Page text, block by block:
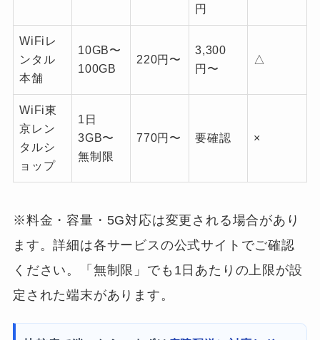
円
WiFiレ
ンタル
本舗
10GB〜
100GB
220円〜
3,300
円〜
△
WiFi東
京レン
タルシ
ョップ
1日
3GB〜
無制限
770円〜 要確認 ×
※料金・容量・5G対応は変更される場合があり
ます。詳細は各サービスの公式サイトでご確認
ください。「無制限」でも1日あたりの上限が設
定された端末があります。